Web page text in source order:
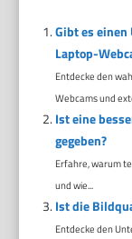
Gibt es
Laptop-
Entdecke den
Webcams und
Ist eine
gegeben?
Erfahre, warum
und wie...
Ist die
Entdecke den